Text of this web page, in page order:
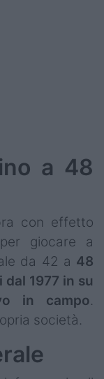
a 48
con effetto
giocare a
da 42 a 48
1977 in su
in campo.
società.